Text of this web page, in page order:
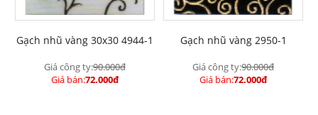
Gạch nhũ vàng 30x30 4944-1
Giá công ty:90.000đ
Giá bán:72.000đ
Gạch nhũ vàng 2950-1
Giá công ty:90.000đ
Giá bán:72.000đ